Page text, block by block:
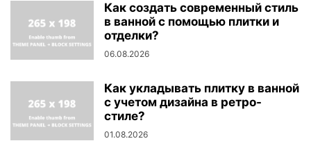
Как создать современный стиль
в ванной с помощью плитки и
отделки?
06.08.2026
Как укладывать плитку в ванной
с учетом дизайна в ретро-
стиле?
01.08.2026